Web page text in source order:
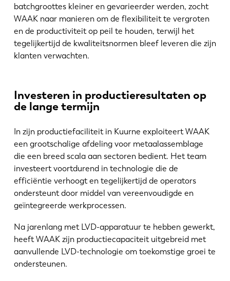
batchgroottes kleiner en gevarieerder werden, zocht
WAAK naar manieren om de flexibiliteit te vergroten
en de productiviteit op peil te houden, terwijl het
tegelijkertijd de kwaliteitsnormen bleef leveren die zijn
klanten verwachten.
Investeren in productieresultaten op
de lange termijn
In zijn productiefaciliteit in Kuurne exploiteert WAAK
een grootschalige afdeling voor metaalassemblage
die een breed scala aan sectoren bedient. Het team
investeert voortdurend in technologie die de
efficiëntie verhoogt en tegelijkertijd de operators
ondersteunt door middel van vereenvoudigde en
geïntegreerde werkprocessen.
Na jarenlang met LVD-apparatuur te hebben gewerkt,
heeft WAAK zijn productiecapaciteit uitgebreid met
aanvullende LVD-technologie om toekomstige groei te
ondersteunen.